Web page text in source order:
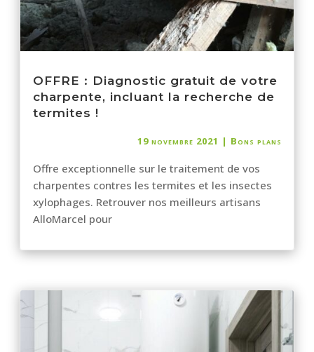
OFFRE : Diagnostic gratuit de votre
charpente, incluant la recherche de
termites !
19 novembre 2021 | Bons plans
Offre exceptionnelle sur le traitement de vos
charpentes contres les termites et les insectes
xylophages. Retrouver nos meilleurs artisans
AlloMarcel pour